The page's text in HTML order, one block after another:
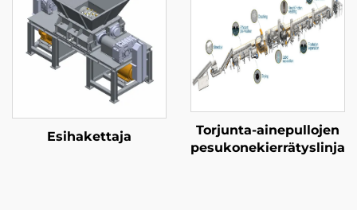
Esihakettaja
Torjunta-ainepullojen
pesukonekierrätyslinja